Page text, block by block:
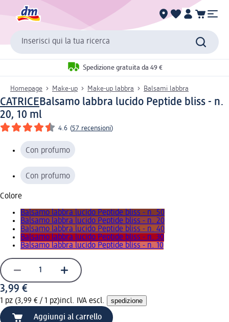
Inserisci qui la tua ricerca
Spedizione gratuita da 49 €
Homepage Make-up Make-up labbra Balsami labbra
CATRICEBalsamo labbra lucido Peptide bliss - n.
20, 10 ml
4.6 (57 recensioni)
Con profumo
Con profumo
Colore
Balsamo labbra lucido Peptide bliss - n. 50
Balsamo labbra lucido Peptide bliss - n. 20
Balsamo labbra lucido Peptide bliss - n. 40
Balsamo labbra lucido Peptide bliss - n. 30
Balsamo labbra lucido Peptide bliss - n. 10
3,99 €
1 pz (3,99 € / 1 pz)incl. IVA escl. spedizione
Aggiungi al carrello